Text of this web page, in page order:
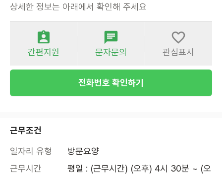
상세한 정보는 아래에서 확인해 주세요
간편지원 문자문의 관심표시
전화번호 확인하기
근무조건
일자리 유형
방문요양
근무시간
평일 : (근무시간) (오후) 4시 30분 ~ (오